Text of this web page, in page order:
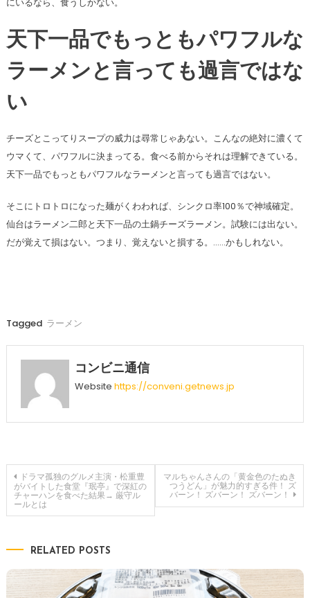
天下一品でもっともパワフルな
ラーメンと言っても過言ではな
い
チーズとこってりスープの威力は尋常じゃあない。こんなの絶対に濃くて
ウマくて、パワフルに決まってる。食べる前からそれは理解できている。
天下一品でもっともパワフルなラーメンと言っても過言ではない。
そこにトロトロになった麺がくわわれば、シンクロ率100％で神域確定。
仙台はラーメン二郎と天下一品の土鍋チーズラーメン。試験には出ない。
だが覚えて損はない。つまり、覚えないと損する。……かもしれない。
Tagged ラーメン
コンビニ通信
Website https://conveni.getnews.jp
投
稿
ビ
ドラマ孤独のグルメ主演・松重豊
がバイトした食堂『珉亭』で深紅の
チャーハンを食べた結果→ 厳守ル
ールとは
マルちゃんさんの「黄金色のたぬき
つうどん」が魅力的すぎる件！ ズ
バーン！ ズバーン！ ズバーン！
RELATED POSTS